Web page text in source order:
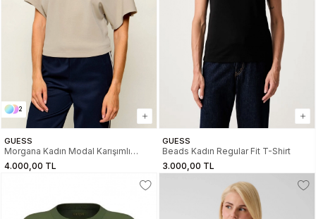
2
GUESS
Morgana Kadın Modal Karışımlı
Scuba Top
4.000,00 TL
GUESS
Beads Kadın Regular Fit T-Shirt
3.000,00 TL